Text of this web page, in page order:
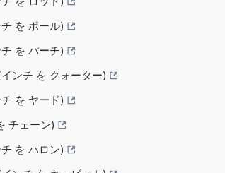
を ポール)
を パーチ)
ンチ を クォーター)
を ヤード)
チェーン)
を ハロン)